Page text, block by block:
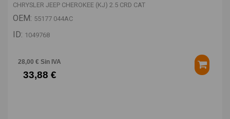
CHRYSLER JEEP CHEROKEE (KJ) 2.5 CRD CAT
OEM: 55177 044AC
ID: 1049768
28,00 € Sin IVA
33,88 €